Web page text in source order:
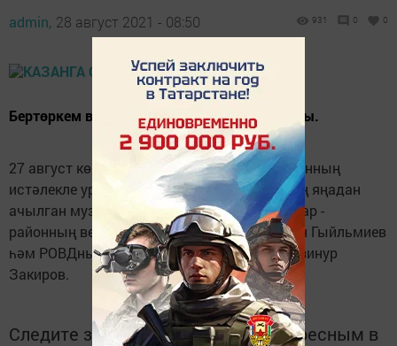
admin, 28 август 2021 - 08:50 931 0 0
Бертөркем ветераннар Казанга сәфәр кылды.
27 август көнне бертөркем ветераннар Казанның
истәлекле урыннарында, шулай УК МВДның яңадан
ачылган музеенда булдылар. Оештыручылар -
районның ветераннар советы рәисе Сәлмән Гыйльмиев
һәм РОВДның ветераннар советы рәисе Газинур
Закиров.
Следите за самым важным и интересным в